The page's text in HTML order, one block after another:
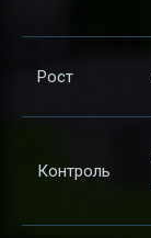
Рост
Контроль